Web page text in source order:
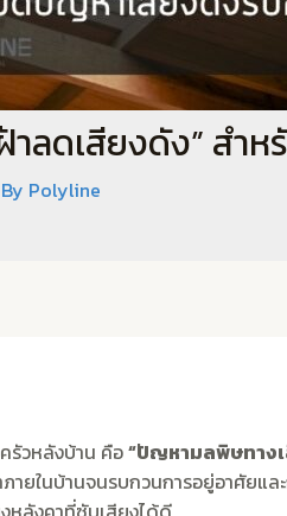
ลดเสียงดัง” สำ
Polyline
รัวหลังบ้าน คือ“ปัญหามลพิษทาง
ายในบ้านจนรบกวนการอยู่อาศัยแ